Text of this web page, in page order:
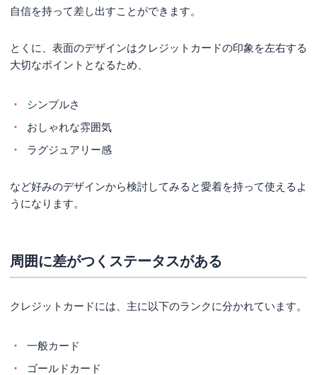
自信を持って差し出すことができます。
とくに、表面のデザインはクレジットカードの印象を左右する
大切なポイントとなるため、
シンプルさ
おしゃれな雰囲気
ラグジュアリー感
など好みのデザインから検討してみると愛着を持って使えるよ
うになります。
周囲に差がつくステータスがある
クレジットカードには、主に以下のランクに分かれています。
一般カード
ゴールドカード